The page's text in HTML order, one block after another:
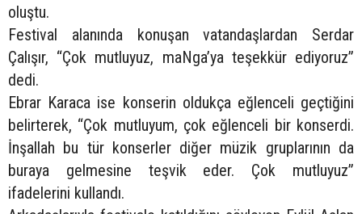
oluştu.
Festival alanında konuşan vatandaşlardan Serdar
Çalışır, “Çok mutluyuz, maNga’ya teşekkür ediyoruz”
dedi.
Ebrar Karaca ise konserin oldukça eğlenceli geçtiğini
belirterek, “Çok mutluyum, çok eğlenceli bir konserdi.
İnşallah bu tür konserler diğer müzik gruplarının da
buraya gelmesine teşvik eder. Çok mutluyuz”
ifadelerini kullandı.